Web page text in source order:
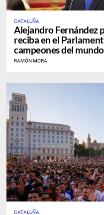
CATALUÑA
Alejandro Fernández
reciba en el
campeones del mundo
RAMÓN MORA
CATALUÑA